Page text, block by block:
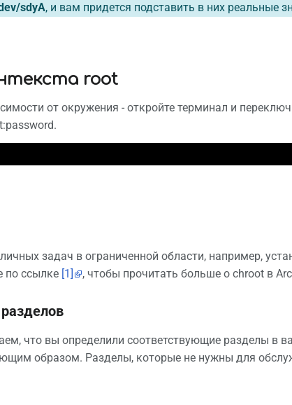
sdyA, и вам придется подставить в них реальные
root
от окружения - откройте терминал и
задач в ограниченной области, например,
по ссылке [1] , чтобы прочитать больше о chroot в
что вы определили соответствующие разделы в
образом. Разделы, которые не нужны для